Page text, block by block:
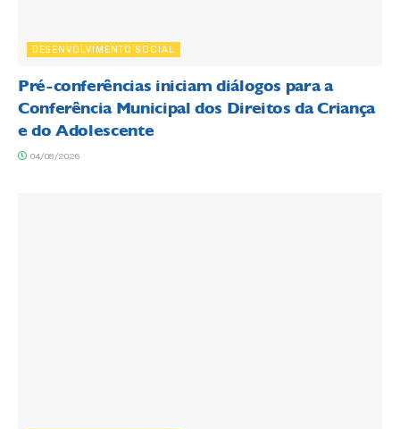
DESENVOLVIMENTO SOCIAL
Pré-conferências iniciam diálogos para a
Conferência Municipal dos Direitos da Criança
e do Adolescente
04/08/2026